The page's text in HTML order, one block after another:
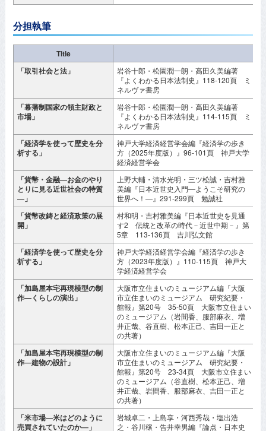
分担執筆
Title
「取引社会と法」
岩谷十郎・松園潤一朗・高田久美編著
『よくわかる日本法制史』118-120頁 ミ
ネルヴァ書房
「幕藩制国家の領主財政と
市場」
岩谷十郎・松園潤一朗・高田久美編著
『よくわかる日本法制史』114-115頁 ミ
ネルヴァ書房
「経済学を使って歴史を分
析する」
神戸大学経済経営学会編『経済学の歩き
方（2025年度版）』96-101頁 神戸大学
経済経営学会
「貨幣・金融―お金のやり
とりに見る近世社会の特質
―」
上野大輔・清水光明・三ツ松誠・吉村雅
美編『日本近世史入門―ようこそ研究の
世界へ！―』291-299頁 勉誠社
「貨幣改鋳と経済政策の展
開」
村和明・吉村雅美編『日本近世史を見通
す2 伝統と改革の時代－近世中期－』第
5章 113-136頁 吉川弘文館
「経済学を使って歴史を分
析する」
神戸大学経済経営学会編『経済学の歩き
方（2023年度版）』110-115頁 神戸大
学経済経営学会
「加島屋本宅再現模型の制
作―くらしの演出」
大阪市立住まいのミュージアム編『大阪
市立住まいのミュージアム 研究紀要・
館報』第20号 35-50頁 大阪市立住まい
のミュージアム（岩間香、服部麻衣、増
井正哉、谷直樹、松本正己、吉田一正と
の共著）
「加島屋本宅再現模型の制
作―建物の設計」
大阪市立住まいのミュージアム編『大阪
市立住まいのミュージアム 研究紀要・
館報』第20号 23-34頁 大阪市立住まい
のミュージアム（谷直樹、松本正己、増
井正哉、岩間香、服部麻衣、吉田一正と
の共著）
「米市場―米はどのように
売買されていたのか―」
岩城卓二・上島享・河西秀哉・塩出浩
之・谷川穣・告井幸男編『論点・日本史